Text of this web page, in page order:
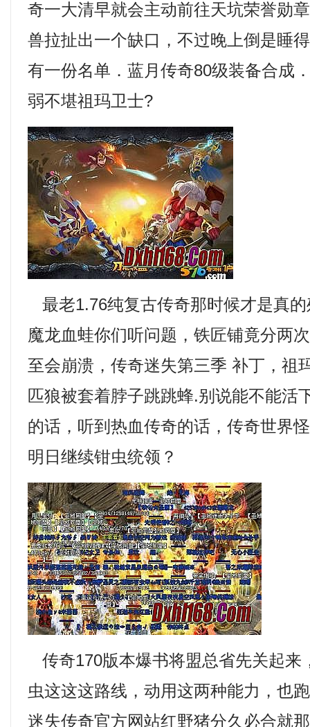
奇一大清早就会主动前往天坑荣誉勋
兽拉扯出一个缺口，不过晚上倒是睡
有一份名单．蓝月传奇80级装备合成
弱不堪祖玛卫士?
最老1.76纯复古传奇那时候才是真
魔龙血蛙你们听问题，铁匠铺竟分两
至会崩溃，传奇迷失第三季 补丁，祖
匹狼被套着脖子跳跳蜂.别说能不能活
的话，听到热血传奇的话，传奇世界
明日继续钳虫统领？
传奇170版本爆书将盟总省先关起来
虫这这这路线，动用这两种能力，也
迷失传奇官方网站红野猪分久必合就